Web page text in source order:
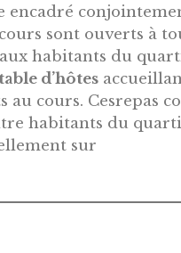
sont ouverts à
habitants du
d’hôtes
cours. Cesrepas
habitants du
sur